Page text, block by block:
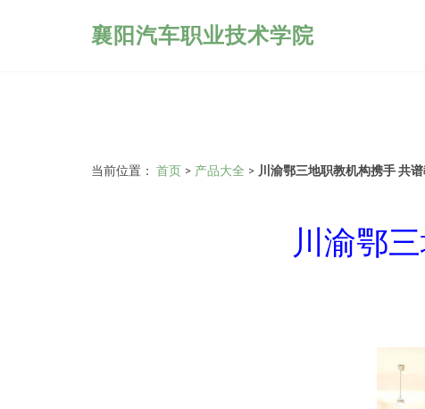
襄阳汽车职业技术学院
当前位置： 首页 > 产品大全 > 川渝鄂三地职教机构携手 共
川渝鄂